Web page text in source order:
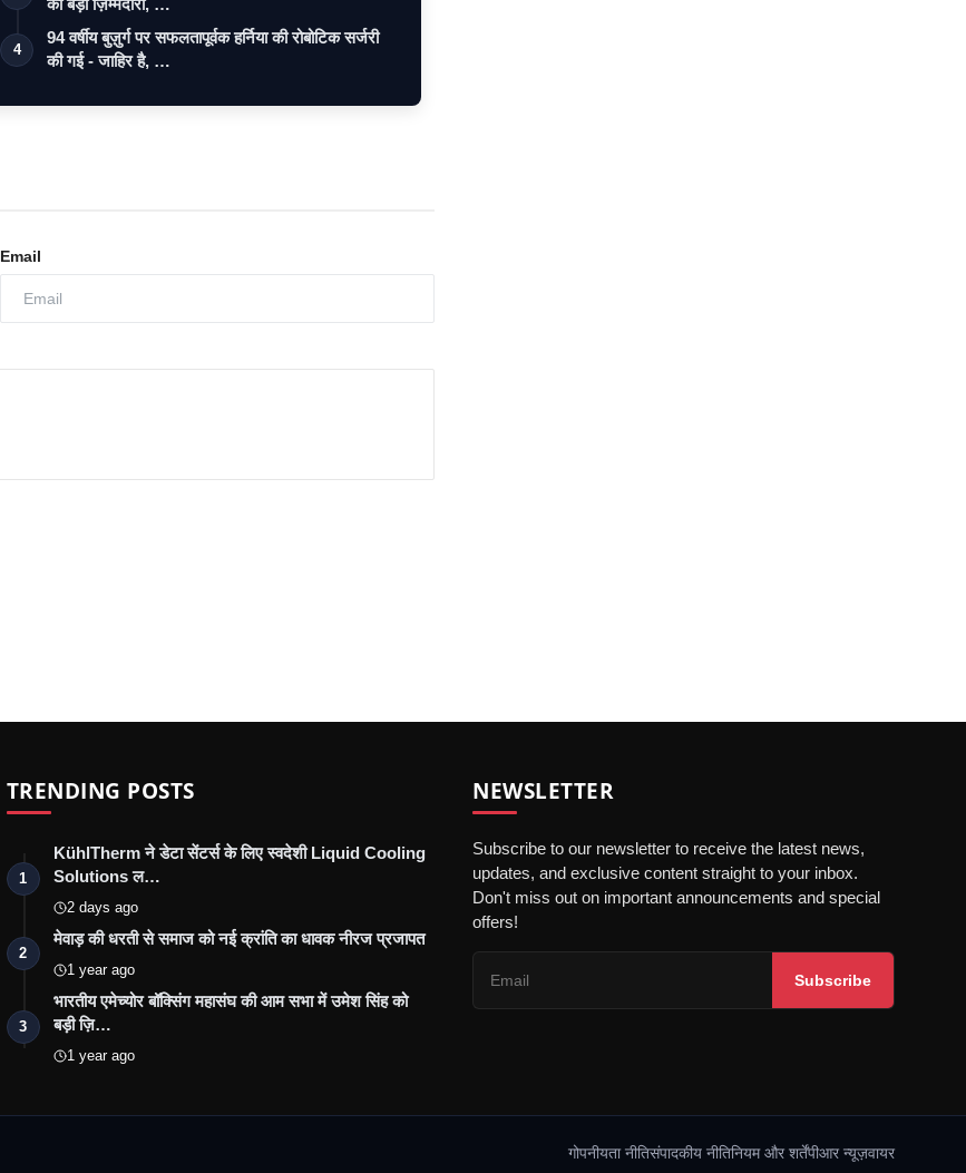
को बड़ी ज़िम्मेदारी, …
4
94 वर्षीय बुज़ुर्ग पर सफलतापूर्वक हर्निया की रोबोटिक सर्जरी
की गई - जाहिर है, …
Email
TRENDING POSTS
1
KühlTherm ने डेटा सेंटर्स के लिए स्वदेशी Liquid Cooling
Solutions ल…
2 days ago
2
मेवाड़ की धरती से समाज को नई क्रांति का धावक नीरज प्रजापत
1 year ago
3
भारतीय एमेच्योर बॉक्सिंग महासंघ की आम सभा में उमेश सिंह को
बड़ी ज़ि…
1 year ago
NEWSLETTER
Subscribe to our newsletter to receive the latest news,
updates, and exclusive content straight to your inbox.
Don't miss out on important announcements and special
offers!
Subscribe
गोपनीयता नीतिसंपादकीय नीतिनियम और शर्तेंपीआर न्यूज़वायर